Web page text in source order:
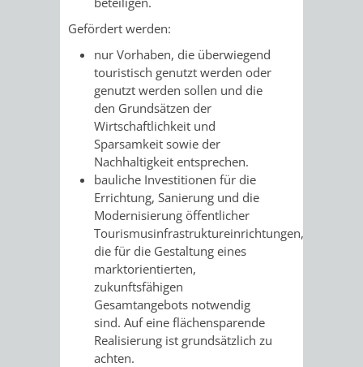
VERMESSUNG,
BODENORDNUNG
Gefördert werden:
nur Vorhaben, die überwiegend
touristisch genutzt werden oder
genutzt werden sollen und die
den Grundsätzen der
Wirtschaftlichkeit und
Sparsamkeit sowie der
Nachhaltigkeit entsprechen.
bauliche Investitionen für die
Errichtung, Sanierung und die
Modernisierung öffentlicher
Tourismusinfrastruktureinrichtungen,
die für die Gestaltung eines
marktorientierten,
zukunftsfähigen
Gesamtangebots notwendig
sind. Auf eine flächensparende
Realisierung ist grundsätzlich zu
achten.